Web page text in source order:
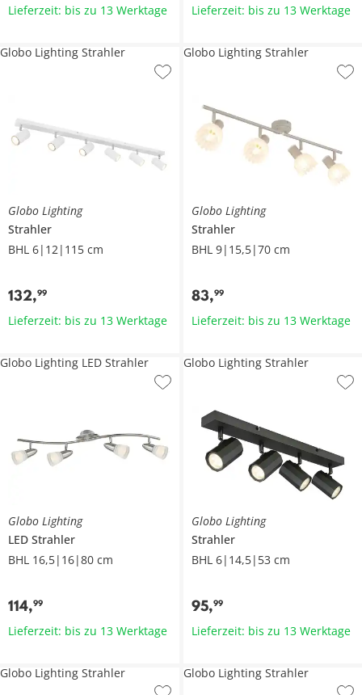
Lieferzeit: bis zu 13 Werktage Lieferzeit: bis zu 13 Werktage
Globo Lighting
Strahler
BHL 6|12|115 cm
132,99
Globo Lighting Strahler
Lieferzeit: bis zu 13 Werktage
Globo Lighting
Strahler
BHL 9|15,5|70 cm
83,99
Globo Lighting Strahler
Lieferzeit: bis zu 13 Werktage
Globo Lighting
LED Strahler
BHL 16,5|16|80 cm
114,99
Globo Lighting LED Strahler
Lieferzeit: bis zu 13 Werktage
Globo Lighting
Strahler
BHL 6|14,5|53 cm
95,99
Globo Lighting Strahler
Lieferzeit: bis zu 13 Werktage
Globo Lighting Strahler Globo Lighting Strahler